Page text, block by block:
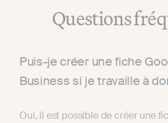
Questions
Puis-je créer une fiche
Business si je travaille à
Oui, il est possible de créer une